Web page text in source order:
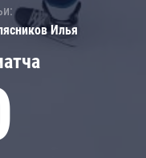
Илья